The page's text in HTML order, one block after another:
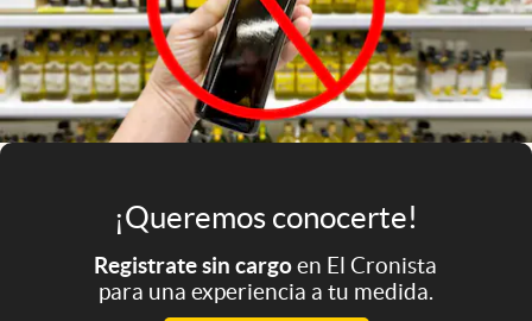
El Cronista Studio
Mediakit
abre en nueva pestaña
Argentina
¡Queremos conocerte!
Registrate sin cargoen El Cronista
para una experiencia a tu medida.